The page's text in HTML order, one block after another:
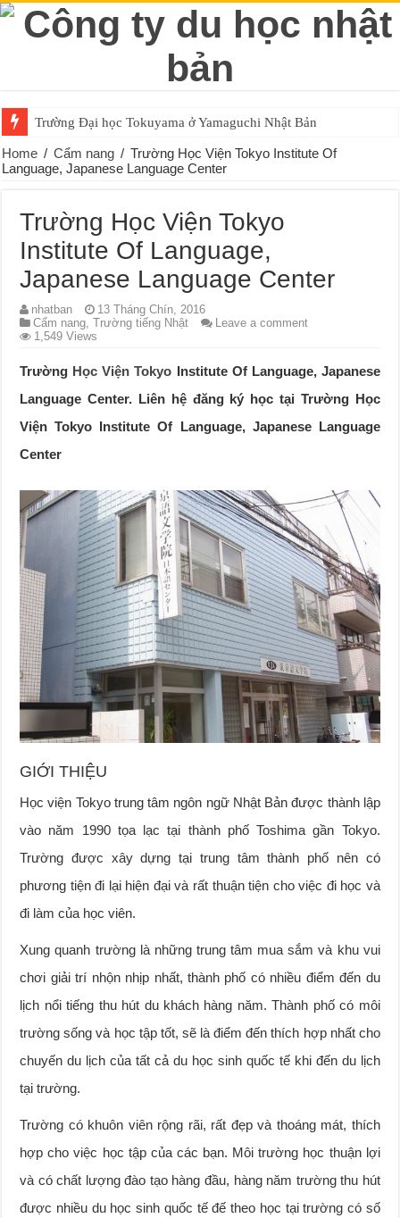
Trường Đại học Tokuyama ở Yamaguchi Nhật Bản
Home / Cẩm nang / Trường Học Viện Tokyo Institute Of
Language, Japanese Language Center
Trường Học Viện Tokyo
Institute Of Language,
Japanese Language Center
nhatban
13 Tháng Chín, 2016
Cẩm nang,Trường tiếng Nhật
Leave a comment
1,549 Views
Trường Học Viện Tokyo Institute Of Language, Japanese
Language Center. Liên hệ đăng ký học tại Trường Học
Viện Tokyo Institute Of Language, Japanese Language
Center
GIỚI THIỆU
Học viện Tokyo trung tâm ngôn ngữ Nhật Bản được thành lập
vào năm 1990 tọa lạc tại thành phố Toshima gần Tokyo.
Trường được xây dựng tại trung tâm thành phố nên có
phương tiện đi lại hiện đại và rất thuận tiện cho việc đi học và
đi làm của học viên.
Xung quanh trường là những trung tâm mua sắm và khu vui
chơi giải trí nhộn nhịp nhất, thành phố có nhiều điểm đến du
lịch nổi tiếng thu hút du khách hàng năm. Thành phố có môi
trường sống và học tập tốt, sẽ là điểm đến thích hợp nhất cho
chuyến du lịch của tất cả du học sinh quốc tế khi đến du lịch
tại trường.
Trường có khuôn viên rộng rãi, rất đẹp và thoáng mát, thích
hợp cho việc học tập của các bạn. Môi trường học thuận lợi
và có chất lượng đào tạo hàng đầu, hàng năm trường thu hút
được nhiều du học sinh quốc tế đế theo học tại trường có số